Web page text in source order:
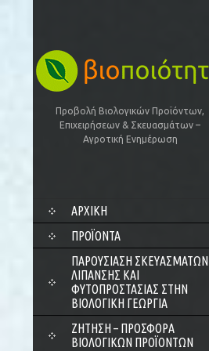
Προβολή Βιολογικών Προϊόντων,
Επιχειρήσεων & Σκευασμάτων –
Αγροτική Ενημέρωση
SKIP
CONTENT
ΑΡΧΙΚΗ
ΠΡΟΪΌΝΤΑ
ΠΑΡΟΥΣΊΑΣΗ ΣΚΕΥΑΣΜΆΤΩΝ
ΛΊΠΑΝΣΗΣ ΚΑΙ
ΦΥΤΟΠΡΟΣΤΑΣΊΑΣ ΣΤΗΝ
ΒΙΟΛΟΓΙΚΉ ΓΕΩΡΓΊΑ
ΖΗΤΗΣΗ – ΠΡΟΣΦΟΡΑ
ΒΙΟΛΟΓΙΚΩΝ ΠΡΟΪΟΝΤΩΝ